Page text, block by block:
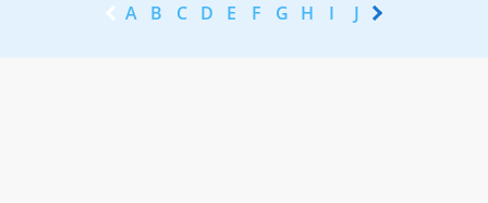
A B C D E F G H I J K